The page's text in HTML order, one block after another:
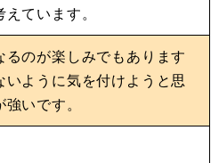
ています。
るのが楽しみでもあります
いように気を付けようと思
いです。